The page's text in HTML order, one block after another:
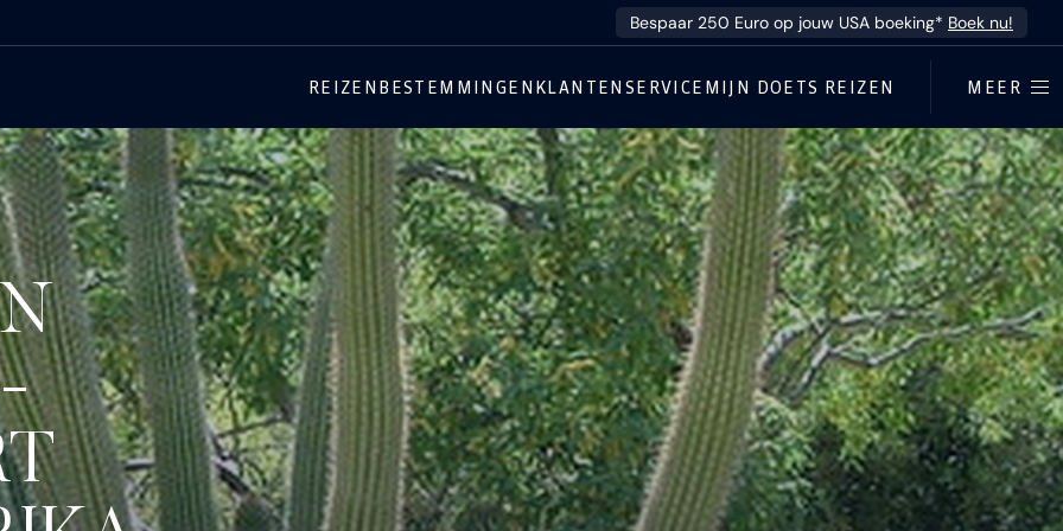
Bespaar 250 Euro op jouw USA boeking* Boek nu!
REIZEN BESTEMMINGEN KLANTENSERVICE MIJN DOETS REIZEN MEER